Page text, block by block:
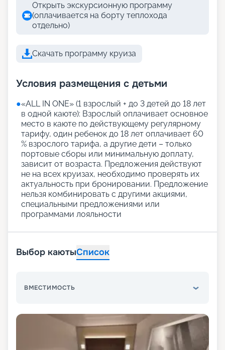
Открыть экскурсионную программу
(оплачивается на борту теплохода
отдельно)
Скачать программу круиза
Условия размещения с детьми
●«АLL IN ONE» (1 взрослый + до 3 детей до 18 лет
в одной каюте): Взрослый оплачивает основное
место в каюте по действующему регулярному
тарифу, один ребенок до 18 лет оплачивает 60
% взрослого тарифа, а другие дети – только
портовые сборы или минимальную доплату,
зависит от возраста. Предложения действуют
не на всех круизах, необходимо проверять их
актуальность при бронировании. Предложение
нельзя комбинировать с другими акциями,
специальными предложениями или
программами лояльности
Выбор каютыСписок
ВМЕСТИМОСТЬ